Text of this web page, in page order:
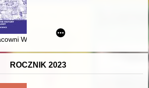
Wiedzy o Dawnej Książce Instytutu
ROCZNIK 2023